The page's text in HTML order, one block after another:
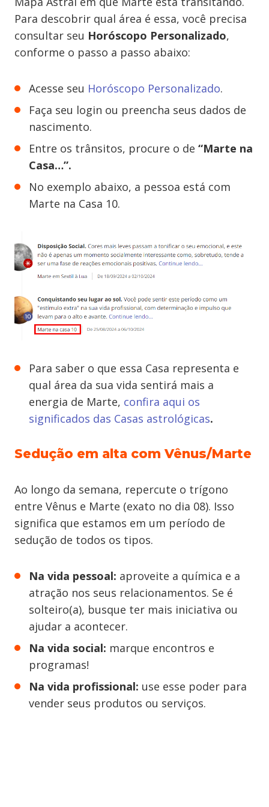
Para descobrir qual área é essa, você precisa
consultar seu Horóscopo Personalizado,
conforme o passo a passo abaixo:
Acesse seu Horóscopo Personalizado.
Faça seu login ou preencha seus dados de
nascimento.
Entre os trânsitos, procure o de “Marte na
Casa…”.
No exemplo abaixo, a pessoa está com
Marte na Casa 10.
Para saber o que essa Casa representa e
qual área da sua vida sentirá mais a
energia de Marte, confira aqui os
significados das Casas astrológicas.
Sedução em alta com Vênus/Marte
Ao longo da semana, repercute o trígono
entre Vênus e Marte (exato no dia 08). Isso
significa que estamos em um período de
sedução de todos os tipos.
Na vida pessoal: aproveite a química e a
atração nos seus relacionamentos. Se é
solteiro(a), busque ter mais iniciativa ou
ajudar a acontecer.
Na vida social: marque encontros e
programas!
Na vida profissional: use esse poder para
vender seus produtos ou serviços.